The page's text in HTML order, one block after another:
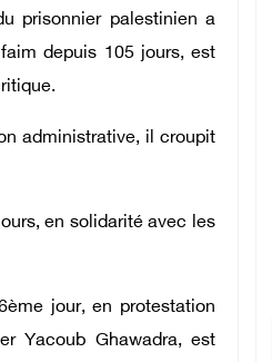
prisonnier palestinien a
depuis 105 jours, est
administrative, il croupit
en solidarité avec les
jour, en protestation
Yacoub Ghawadra, est